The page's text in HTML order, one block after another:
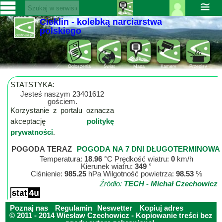
SERWISY
CIEKLIN-
SKI.PL
Wiadomości
Kultura
Sport
Fotorelacja
Pogoda
regionu
Narty
Ciekawostki
Zaloguj
się ››
Rejestracja
Pomoc
≅
Cieklin - kolebką narciarstwa
polskiego
Przepisy
Kamery
Mapa
Świat
Ogloszenia
STATSTYKA:
Jesteś naszym 23401612
gościem.
Korzystanie z portalu oznacza
akceptację politykę
prywatności.
POGODA TERAZ
POGODA NA 7 DNI DŁUGOTERMINOWA
Temperatura: 18.96°C Prędkość wiatru: 0km/h
Kierunek wiatru:349 °
Ciśnienie: 985.25hPa Wilgotność powietrza: 98.53%
Źródło: TECH - Michał Czechowicz
Poznaj nas Regulamin Neswetter
Kopiuj adres
© 2011 - 2014 Wiesław Czechowicz - Kopiowanie treści bez